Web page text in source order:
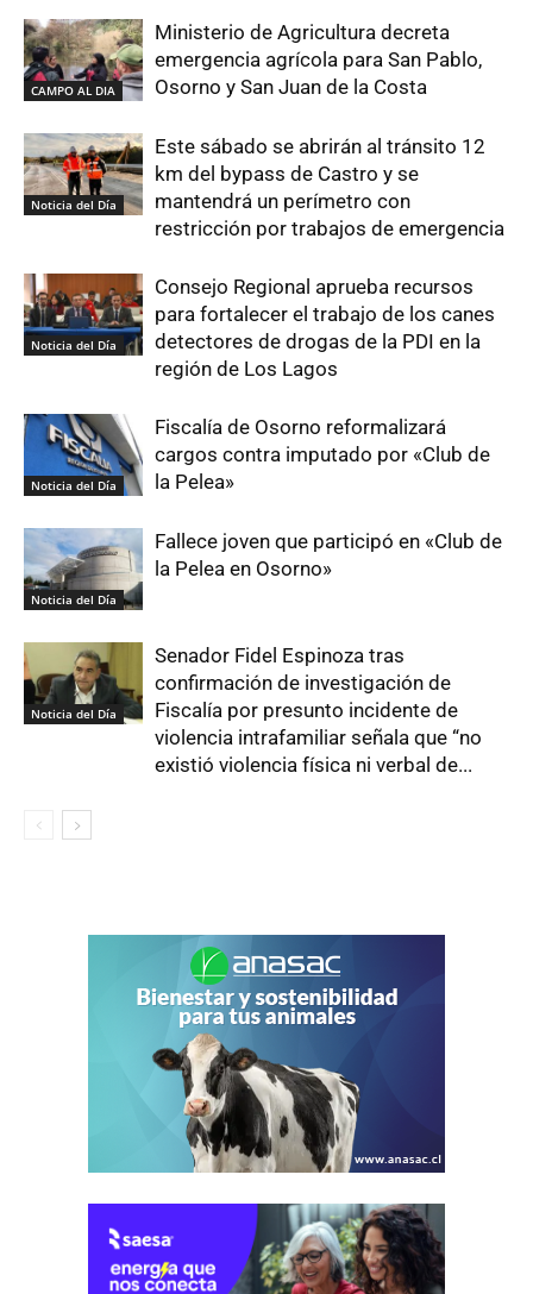
CAMPO AL DIA
Ministerio de Agricultura decreta
emergencia agrícola para San Pablo,
Osorno y San Juan de la Costa
Noticia del Día
Este sábado se abrirán al tránsito 12
km del bypass de Castro y se
mantendrá un perímetro con
restricción por trabajos de emergencia
Noticia del Día
Consejo Regional aprueba recursos
para fortalecer el trabajo de los canes
detectores de drogas de la PDI en la
región de Los Lagos
Noticia del Día
Fiscalía de Osorno reformalizará
cargos contra imputado por «Club de
la Pelea»
Noticia del Día
Fallece joven que participó en «Club de
la Pelea en Osorno»
Noticia del Día
Senador Fidel Espinoza tras
confirmación de investigación de
Fiscalía por presunto incidente de
violencia intrafamiliar señala que “no
existió violencia física ni verbal de...